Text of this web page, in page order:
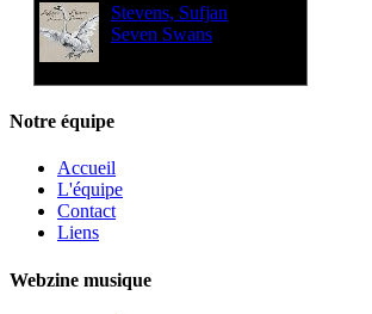
Stevens, Sufjan
Seven Swans
Notre équipe
Accueil
L'équipe
Contact
Liens
Webzine musique